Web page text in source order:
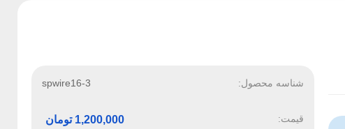
شناسه محصول: spwire16-3
قیمت: تومان1,200,000